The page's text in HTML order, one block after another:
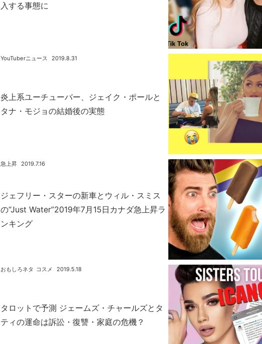
入する事態に
炎上系ユーチューバー、ジェイク・ポールと
タナ・モジョの結婚後の実態
2019.8.31
YouTuberニュース
ジェフリー・スターの新車とウィル・スミス
の“Just Water”2019年7月15日カナダ急上昇ラ
ンキング
2019.7.16
急上昇
タロットで予測 ジェームズ・チャールズとタ
ティの運命は訴訟・復讐・家庭の危機？
2019.5.18
おもしろネタ コスメ